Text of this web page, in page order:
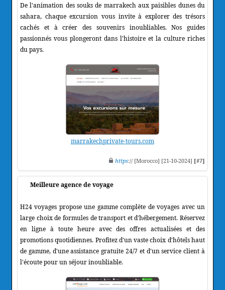
De l'animation des souks de marrakech aux paisibles dunes du
sahara, chaque excursion vous invite à explorer des trésors
cachés et à créer des souvenirs inoubliables. Nos guides
passionnés vous plongeront dans l'histoire et la culture riches
du pays.
marrakechprivate-tours.com
https:// [Morocco] [21-10-2024] [#7]
Meilleure agence de voyage
H24 voyages propose une gamme complète de voyages avec un
large choix de formules de transport et d'hébergement. Réservez
en ligne à toute heure avec des offres actualisées et des
promotions quotidiennes. Profitez d'un vaste choix d'hôtels haut
de gamme, d'une assistance gratuite 24/7 et d'un service client à
l'écoute pour un séjour inoubliable.